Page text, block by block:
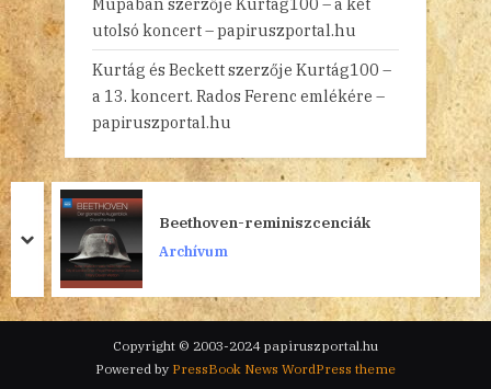
utolsó koncert – papiruszportal.hu
Kurtág és Beckettszerzője Kurtág100 –
a 13. koncert. Rados Ferenc emlékére –
papiruszportal.hu
Beethoven-reminiszcenciák
Archívum
prev
next
Copyright © 2003-2024 papiruszportal.hu
Powered by PressBook News WordPress theme